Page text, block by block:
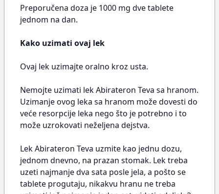
Preporučena doza je 1000 mg dve tablete
jednom na dan.
Kako uzimati ovaj lek
Ovaj lek uzimajte oralno kroz usta.
Nemojte uzimati lek Abirateron Teva sa hranom.
Uzimanje ovog leka sa hranom može dovesti do
veće resorpcije leka nego što je potrebno i to
može uzrokovati neželjena dejstva.
Lek Abirateron Teva uzmite kao jednu dozu,
jednom dnevno, na prazan stomak. Lek treba
uzeti najmanje dva sata posle jela, a pošto se
tablete progutaju, nikakvu hranu ne treba